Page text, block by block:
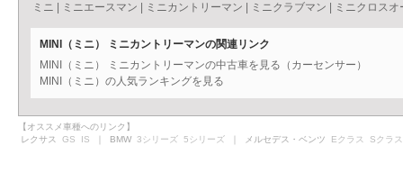
ミニ
ミニエースマン ミニカントリーマン ミニクラブマン ミニクロスオ
MINI（ミニ） ミニカントリーマンの関連リンク
MINI（ミニ） ミニカントリーマンの中古車を見る（カーセンサー）
MINI（ミニ）の人気ランキングを見る
【オススメ車種へのリンク】
レクサス GS IS ｜ BMW 3シリーズ 5シリーズ ｜ メルセデス・ベンツ Eクラス Sクラス